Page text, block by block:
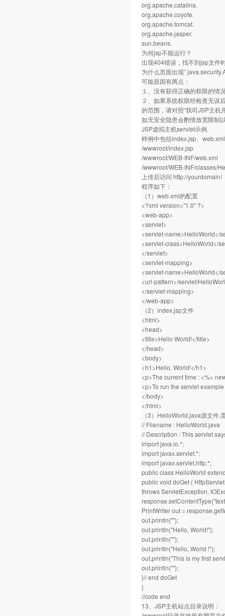
org.apache.catalina.
org.apache.coyote.
org.apache.tomcat.
org.apache.jasper.
sun.beans.
为何jsp不能运行？
出现404错误，找不到jsp文件
为什么页面出现”
可能原因有两点：
１、没有获得正确的权限的情
２、如果系统权限经检查无误
的范围，请对照“我司JSP主机
如无安全隐患会酌情放宽限制
JSP虚拟主机servlet示例.
样例中包括index.jsp、
/wwwroot/index.jsp
/wwwroot/WEB-INF/web.xml
/wwwroot/WEB-INF/classes/
上传后访问 http://yourdomain/
程序如下：
（1）web.xml的配置
<?xml version="1.0" ?>
<web-app>
<servlet>
<servlet-name>HelloWorld</
<servlet-class>HelloWorld</
</servlet>
<servlet-mapping>
<servlet-name>HelloWorld</
<url-pattern>/servlet/
</servlet-mapping>
</web-app>
（2）index.jsp文件
<html>
<head>
<title>Hello World!</title>
</head>
<body>
<h1>Hello, World!</h1>
<p>The current time : <%=
<p>To run the servlet
</body>
</html>
（3）HelloWorld.java源文件
// Filename : HelloWorld.java
// Description : This servlet
import java.io.*;
import javax.servlet.*;
import javax.servlet.http.*;
public class HelloWorld
public void doGet (
throws ServletException,
PrintWriter out =
out.println("");
out.println("Hello, World!");
out.println("");
out.println("Hello, World !");
out.println("This is my first
out.println("");
}// end doGet
}
//code end
13、JSP主机站点目录说明：